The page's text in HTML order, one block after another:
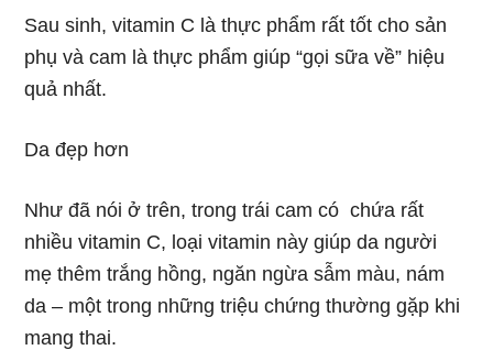
Sau sinh, vitamin C là thực phẩm rất tốt cho sản
phụ và cam là thực phẩm giúp “gọi sữa về” hiệu
quả nhất.
Da đẹp hơn
Như đã nói ở trên, trong trái cam có chứa rất
nhiều vitamin C, loại vitamin này giúp da người
mẹ thêm trắng hồng, ngăn ngừa sẫm màu, nám
da – một trong những triệu chứng thường gặp khi
mang thai.